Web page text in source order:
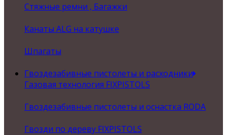
Стяжные ремни , Багажки
Канаты ALG на катушке
Шпагаты
Гвоздезабивные пистолеты и расходники
Газовая технология FIXPISTOLS
Гвоздезабивные пистолеты и оснастка RODA
Гвозди по дереву FIXPISTOLS